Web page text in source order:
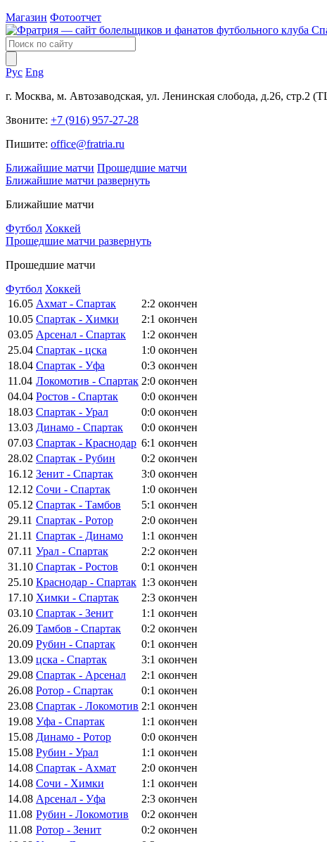
Магазин Фотоотчет
Рус Eng
г. Москва, м. Автозаводская, ул. Ленинская слобода, д.26, стр.2
Звоните: +7 (916) 957-27-28
Пишите: office@fratria.ru
Ближайшие матчи Прошедшие матчи
Ближайшие матчи развернуть
Ближайшие матчи
Футбол Хоккей
Прошедшие матчи развернуть
Прошедшие матчи
Футбол Хоккей
16.05 Ахмат - Спартак 2:2 окончен
10.05 Спартак - Химки 2:1 окончен
03.05 Арсенал - Спартак 1:2 окончен
25.04 Спартак - цска 1:0 окончен
18.04 Спартак - Уфа 0:3 окончен
11.04 Локомотив - Спартак 2:0 окончен
04.04 Ростов - Спартак 0:0 окончен
18.03 Спартак - Урал 0:0 окончен
13.03 Динамо - Спартак 0:0 окончен
07.03 Спартак - Краснодар 6:1 окончен
28.02 Спартак - Рубин 0:2 окончен
16.12 Зенит - Спартак 3:0 окончен
12.12 Сочи - Спартак 1:0 окончен
05.12 Спартак - Тамбов 5:1 окончен
29.11 Спартак - Ротор 2:0 окончен
21.11 Спартак - Динамо 1:1 окончен
07.11 Урал - Спартак 2:2 окончен
31.10 Спартак - Ростов 0:1 окончен
25.10 Краснодар - Спартак 1:3 окончен
17.10 Химки - Спартак 2:3 окончен
03.10 Спартак - Зенит 1:1 окончен
26.09 Тамбов - Спартак 0:2 окончен
20.09 Рубин - Спартак 0:1 окончен
13.09 цска - Спартак 3:1 окончен
29.08 Спартак - Арсенал 2:1 окончен
26.08 Ротор - Спартак 0:1 окончен
23.08 Спартак - Локомотив 2:1 окончен
19.08 Уфа - Спартак 1:1 окончен
15.08 Динамо - Ротор 0:0 окончен
15.08 Рубин - Урал 1:1 окончен
14.08 Спартак - Ахмат 2:0 окончен
14.08 Сочи - Химки 1:1 окончен
14.08 Арсенал - Уфа 2:3 окончен
11.08 Рубин - Локомотив 0:2 окончен
11.08 Ротор - Зенит 0:2 окончен